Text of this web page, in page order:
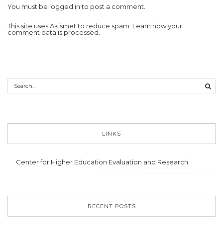
You must be logged into post a comment.
This site uses Akismet to reduce spam. Learn how your
comment data is processed.
LINKS
Center for Higher Education Evaluation and Research
RECENT POSTS